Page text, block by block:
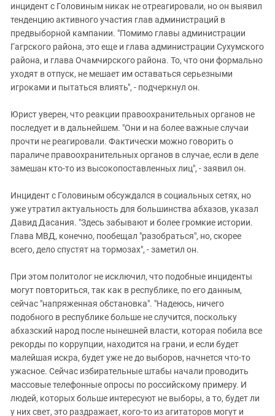
инцидент с Головиным никак не отреагировали, но он выявил
тенденцию активного участия глав администраций в
предвыборной кампании. "Помимо главы администрации
Гагрского района, это еще и глава администрации Сухумского
района, и глава Очамчирского района. То, что они формально
уходят в отпуск, не мешает им оставаться серьезными
игроками и пытаться влиять", - подчеркнул он.
Юрист уверен, что реакции правоохранительных органов не
последует и в дальнейшем. "Они и на более важные случаи
прочти не реагировали. Фактически можно говорить о
параличе правоохранительных органов в случае, если в деле
замешан кто-то из высокопоставленных лиц", - заявил он.
Инцидент с Головиным обсуждался в социальных сетях, но
уже утратил актуальность для большинства абхазов, указал
Давид Дасания. "Здесь забывают и более громкие истории.
Глава МВД, конечно, пообещал "разобраться", но, скорее
всего, дело спустят на тормозах", - заметил он.
При этом политолог не исключил, что подобные инциденты
могут повториться, так как в республике, по его данным,
сейчас "напряженная обстановка". "Надеюсь, ничего
подобного в республике больше не случится, поскольку
абхазский народ после нынешней власти, которая побила все
рекорды по коррупции, находится на грани, и если будет
малейшая искра, будет уже не до выборов, начнется что-то
ужасное. Сейчас избирательные штабы начали проводить
массовые телефонные опросы по российскому примеру. И
людей, которых больше интересуют не выборы, а то, будет ли
у них свет, это раздражает, кого-то из агитаторов могут и